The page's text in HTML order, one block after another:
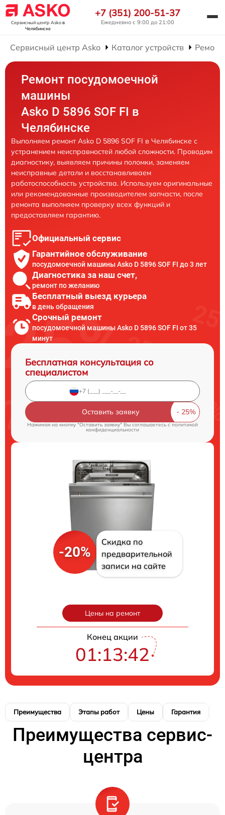
Сервисный центр Askoв
Челябинске
+7 (351) 200-51-37
Ежедневно с 9:00 до 21:00
Сервисный центр Asko Каталог устройств
Ремонт посудомоечной
машины
Asko D 5896 SOF FI в
Челябинске
Выполняем ремонт Asko D 5896 SOF FI в Челябинске с
устранением неисправностей любой сложности. Проводим
диагностику, выявляем причины поломки, заменяем
неисправные детали и восстанавливаем
работоспособность устройства. Используем оригинальные
или рекомендованные производителем запчасти, после
ремонта выполняем проверку всех функций и
предоставляем гарантию.
Официальный сервис
Гарантийное обслуживание
посудомоечной машины Asko D 5896 SOF FI до 3 лет
Диагностика за наш счет,
ремонт по желанию
Бесплатный выезд курьера
в день обращения
Срочный ремонт
посудомоечной машины Asko D 5896 SOF FI от 35
минут
Бесплатная консультация со
специалистом
Оставить заявку
Нажимая на кнопку "Оставить заявку" Вы соглашаетесь cполитикой
конфиденциальности
-20%
Скидка по
предварительной
записи на сайте
Цены на ремонт
Конец акции
01:13:41
Преимущества Этапы работ Цены Гарантия
Преимущества сервис-
центра